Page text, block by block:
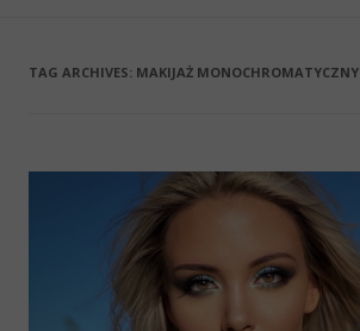
TAG ARCHIVES: MAKIJAŻ MONOCHROMATYCZNY